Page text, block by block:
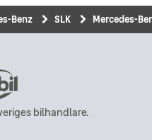
Benz SLK Mercedes-
bilhandlare.